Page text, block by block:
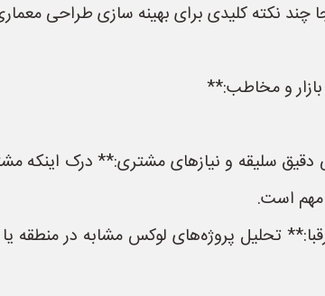
چند نکته کلیدی برای بهینه سازی طراحی
سلیقه و نیازهای مشتری:** درک اینکه
مهم است.
تحلیل پروژه‌های لوکس مشابه در منطقه